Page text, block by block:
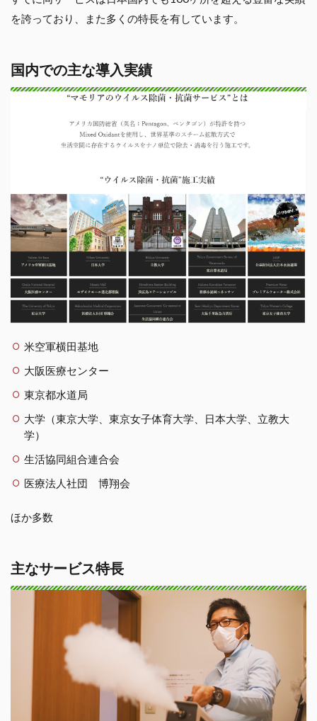
を誇っており、また多くの特長を有しています。
国内での主な導入実績
米空軍横田基地
大阪医療センター
東京都水道局
大学（東京大学、東京女子体育大学、日本大学、立教大
学）
生活協同組合連合会
医療法人社団 博翔会
ほか多数
主なサービス特長